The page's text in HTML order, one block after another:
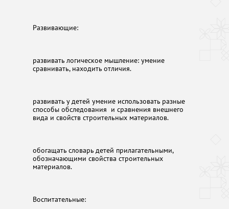
Развивающие:
развивать логическое мышление: умение
сравнивать, находить отличия.
развивать у детей умение использовать разные
способы обследования и сравнения внешнего
вида и свойств строительных материалов.
обогащать словарь детей прилагательными,
обозначающими свойства строительных
материалов.